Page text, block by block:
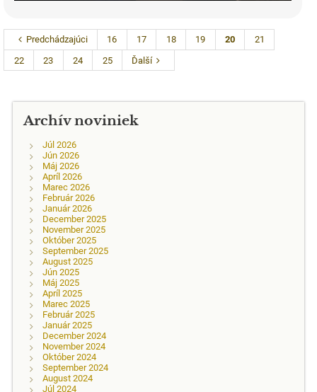
Predchádzajúci 16 17 18 19 20
21
22
23 24 25 Ďalší
Archív noviniek
Júl 2026
Jún 2026
Máj 2026
Apríl 2026
Marec 2026
Február 2026
Január 2026
December 2025
November 2025
Október 2025
September 2025
August 2025
Jún 2025
Máj 2025
Apríl 2025
Marec 2025
Február 2025
Január 2025
December 2024
November 2024
Október 2024
September 2024
August 2024
Júl 2024